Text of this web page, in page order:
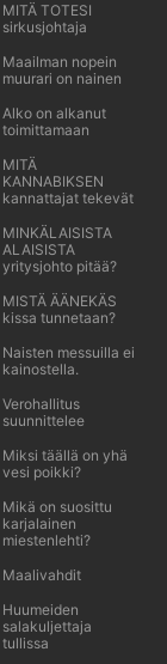
MITÄ TOTESI
sirkusjohtaja
Maailman nopein
muurari on nainen
Alko on alkanut
toimittamaan
MITÄ
KANNABIKSEN
kannattajat tekevät
MINKÄLAISISTA
ALAISISTA
yritysjohto pitää?
MISTÄ ÄÄNEKÄS
kissa tunnetaan?
Naisten messuilla ei
kainostella.
Verohallitus
suunnittelee
Miksi täällä on yhä
vesi poikki?
Mikä on suosittu
karjalainen
miestenlehti?
Maalivahdit
Huumeiden
salakuljettaja
tullissa